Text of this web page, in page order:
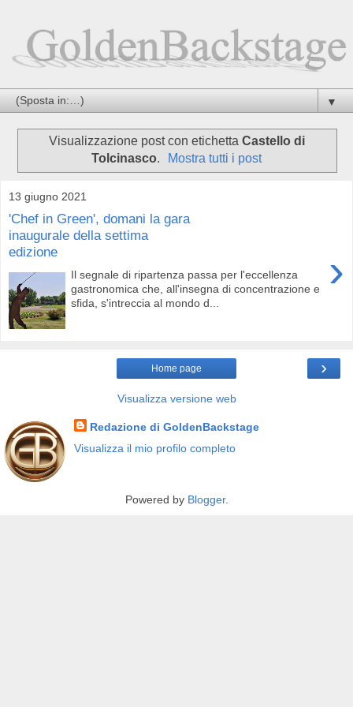
▼
Visualizzazione post con etichetta Castello di
Tolcinasco. Mostra tutti i post
13 giugno 2021
'Chef in Green', domani la gara
inaugurale della settima
edizione
›
Il segnale di ripartenza passa per l'eccellenza
gastronomica che, all'insegna di concentrazione e
sfida, s'intreccia al mondo d...
›
Home page
Visualizza versione web
Redazione di GoldenBackstage
Visualizza il mio profilo completo
Powered by Blogger.